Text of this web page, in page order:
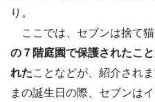
り。
ここでは、セブンは捨て猫
の７階庭園で保護されたこ
れたことなどが、紹介され
まの誕生日の際、セブンは